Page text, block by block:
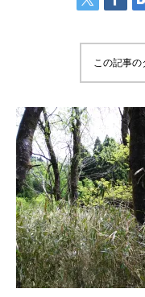
この記事